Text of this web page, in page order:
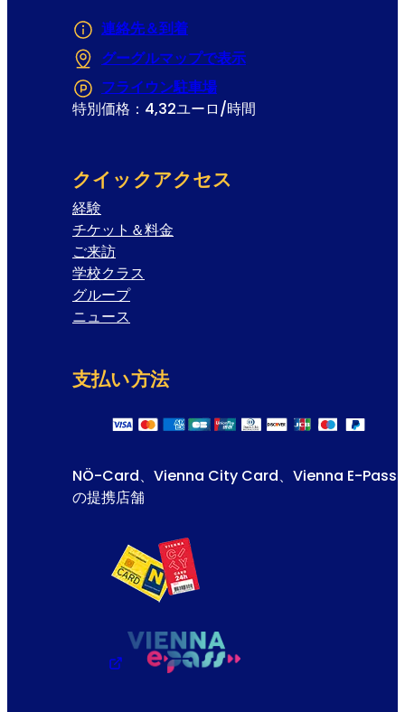
連絡先＆到着
グーグルマップで表示
フライウン駐車場
特別価格：4,32ユーロ/時間
クイックアクセス
経験
チケット＆料金
ご来訪
学校クラス
グループ
ニュース
支払い方法
NÖ-Card、Vienna City Card、Vienna E-Pass
の提携店舗